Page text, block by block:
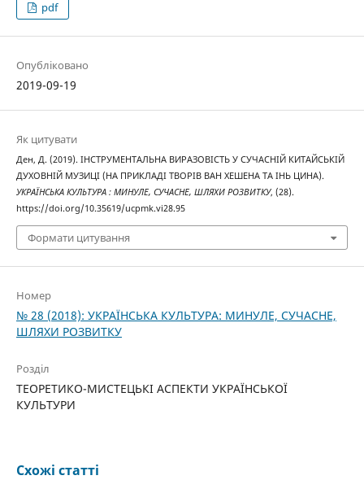
pdf
Опубліковано
2019-09-19
Як цитувати
Ден, Д. (2019). ІНСТРУМЕНТАЛЬНА ВИРАЗОВІСТЬ У СУЧАСНІЙ КИТАЙСЬКІЙ
ДУХОВНІЙ МУЗИЦІ (НА ПРИКЛАДІ ТВОРІВ ВАН ХЕШЕНА ТА ІНЬ ЦИНА).
УКРАЇНСЬКА КУЛЬТУРА : МИНУЛЕ, СУЧАСНЕ, ШЛЯХИ РОЗВИТКУ, (28).
https://doi.org/10.35619/ucpmk.vi28.95
Формати цитування
Номер
№ 28 (2018): УКРАЇНСЬКА КУЛЬТУРА: МИНУЛЕ, СУЧАСНЕ,
ШЛЯХИ РОЗВИТКУ
Розділ
ТЕОРЕТИКО-МИСТЕЦЬКІ АСПЕКТИ УКРАЇНСЬКОЇ
КУЛЬТУРИ
Схожі статті